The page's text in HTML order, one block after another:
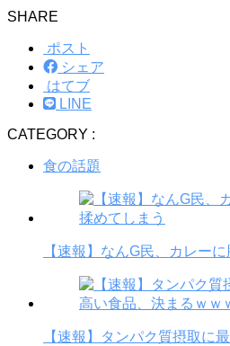
SHARE
ポスト
シェア
はてブ
LINE
CATEGORY :
食の話題
【速報】なんG民、カレー
【速報】タンパク質摂取に